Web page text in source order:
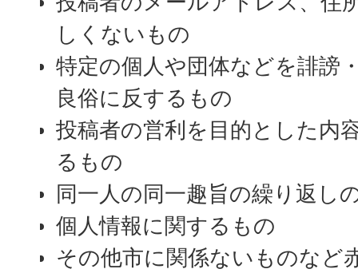
しくないもの
特定の個人や団体などを誹謗
良俗に反するもの
投稿者の営利を目的とした内
るもの
同一人の同一趣旨の繰り返し
個人情報に関するもの
その他市に関係ないものなど